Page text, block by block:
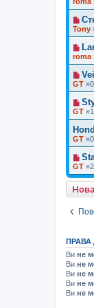
Tony
roma
GT
GT
GT
GT
ПРАВА
Ви не
Ви не
Ви не
Ви не
Ви не